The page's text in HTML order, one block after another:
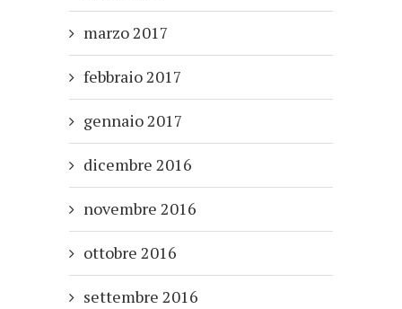
marzo 2017
febbraio 2017
gennaio 2017
dicembre 2016
novembre 2016
ottobre 2016
settembre 2016